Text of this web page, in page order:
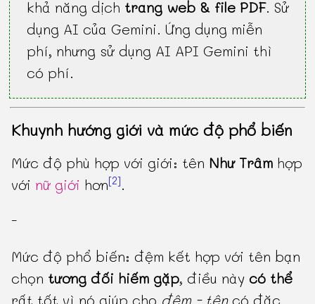
khả năng dịch trang web & file PDF. Sử
dụng AI của Gemini. Ứng dụng miễn
phí, nhưng sử dụng AI API Gemini thì
có phí.
Khuynh hướng giới và mức độ phổ biến
Mức độ phù hợp với giới: tên Như Trâm hợp
với nữ giới hơn[2].
-
Mức độ phổ biến: đệm kết hợp với tên bạn
chọn tương đối hiếm gặp, điều này có thể
rất tốt vì nó giúp cho đệm - têncó đặc